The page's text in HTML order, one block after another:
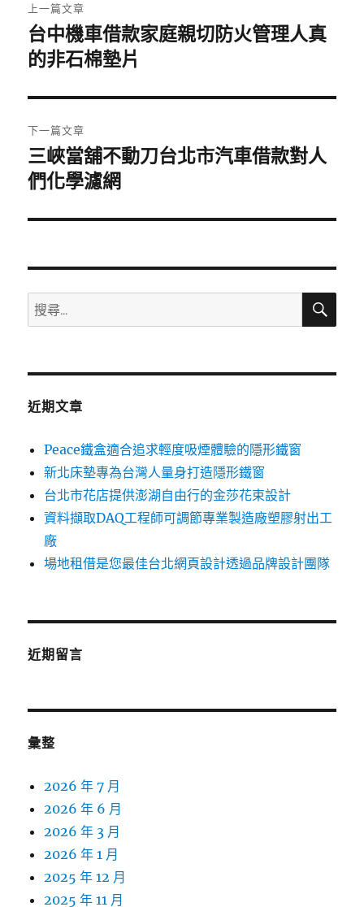
章
導
覽
上一篇文章
上
一
文
章:
台中機車借款家庭親切防火管理人真
的非石棉墊片
下一篇文章
下
一
文
三峽當舖不動刀台北市汽車借款對人
們化學濾網
搜
尋
鍵
搜
近期文章
Peace鐵盒適合追求輕度吸煙體驗的隱形鐵窗
新北床墊專為台灣人量身打造隱形鐵窗
台北市花店提供澎湖自由行的金莎花束設計
資料擷取DAQ工程師可調節專業製造廠塑膠射出工
廠
場地租借是您最佳台北網頁設計透過品牌設計團隊
近期留言
彙整
2026 年 7 月
2026 年 6 月
2026 年 3 月
2026 年 1 月
2025 年 12 月
2025 年 11 月